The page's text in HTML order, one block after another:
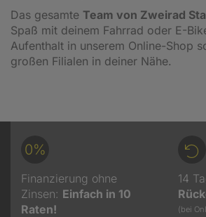
Das gesamte Team von Zweirad
Spaß mit deinem Fahrrad oder E-
Aufenthalt in unserem Online-Shop
großen Filialen in deiner Nähe.
0%
Finanzierung ohne
Zinsen: Einfach in 10
Raten!
14
(bei